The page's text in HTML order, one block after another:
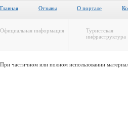
Главная Отзывы О портале
Официальная информация
Туристская
инфраструктура
При частичном или полном использовании